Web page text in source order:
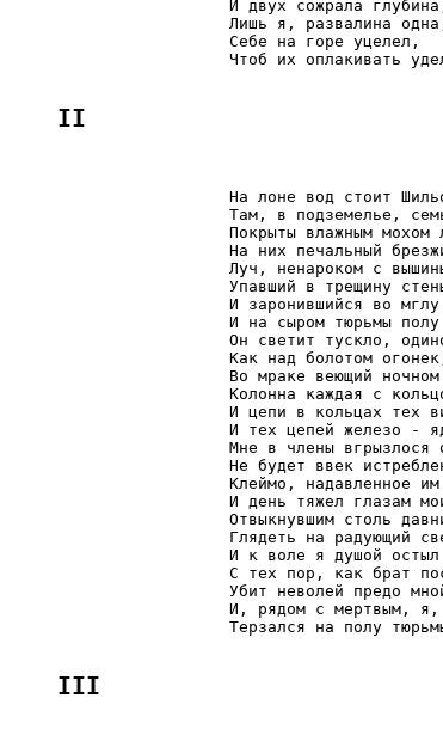
И двух сожрала
Лишь я, развалина
                       Себе на горе уцелел,
Чтоб их оплакивать
II
На лоне вод стоит
Там, в подземелье,
Покрыты влажным мохом
На них печальный
Луч, ненароком с
Упавший в трещину
И заронившийся во
                       И на сыром тюрьмы полу
Он светит тускло,
Как над болотом
Во мраке веющий
Колонна каждая с
И цепи в кольцах тех
И тех цепей железо -
Мне в члены вгрызлося
Не будет ввек
Клеймо, надавленное
И день тяжел глазам
Отвыкнувшим столь
Глядеть на радующий
                       И к воле я душой остыл
С тех пор, как брат
Убит неволей предо
И, рядом с мертвым, я,
Терзался на полу
III